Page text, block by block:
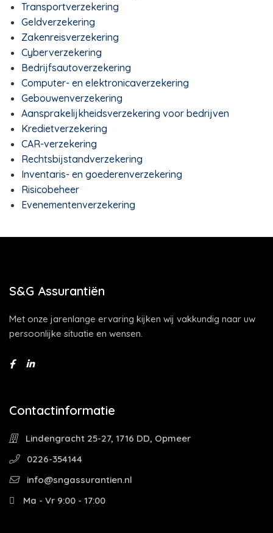
Transportverzekering
Geldverzekering
Zakenreisverzekering
Cyberverzekering
Bedrijfsautoverzekering
Computer- en elektronicaverzekering
Gebouwenverzekering
Aansprakelijkheidsverzekering voor bedrijven
Kredietverzekering
CAR-verzekering
Rechtsbijstandverzekering
Inventaris- en goederenverzekering
Risicobeheer
Evenementenverzekering
S&G Assurantiën
Met onze jarenlange ervaring kijken wij vakkundig naar uw
persoonlijke situatie en wensen.
Contactinformatie
Lindengracht 25-27, 1716 DD, Opmeer
0226-354144
info@sngassurantien.nl
Ma - Vr 9:00 - 17:00